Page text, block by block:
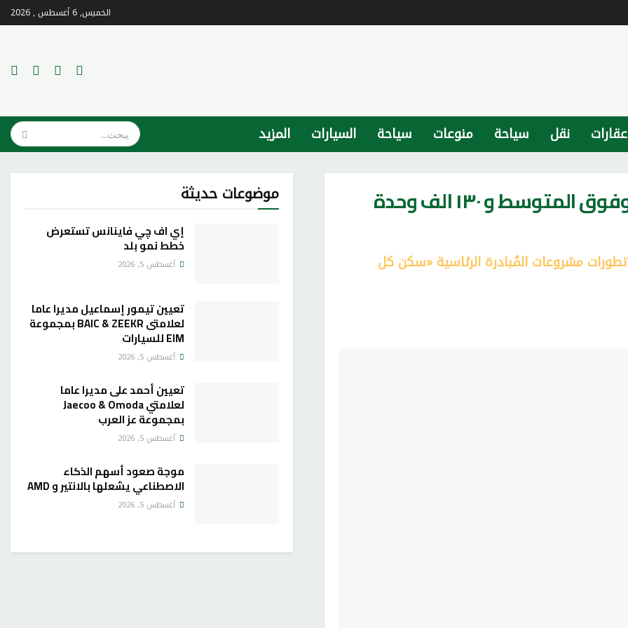
الخميس, 6 أغسطس , 2026
عقارات نقل سياحة منوعات سياحة السيارات المزيد
انشاء ٢٢٠ الف وحدة إسكان متوسط وفوق المتوسط و ١٣٠ الف وحدة
مشروعات المُبادرة الرئاسية «سكن كل
موضوعات حديثة
إي اف چي فاينانس تستعرض
خطط نمو بلد
أغسطس 5, 2026
تعيين تيمور إسماعيل مديرا عاما
لعلامتى BAIC & ZEEKR بمجموعة
EIM للسيارات
أغسطس 5, 2026
تعيين أحمد على مديرا عاما
لعلامتي Jaecoo & Omoda
بمجموعة عز العرب
أغسطس 5, 2026
موجة صعود أسهم الذكاء
الاصطناعي يشعلها بالانتير و AMD
أغسطس 5, 2026